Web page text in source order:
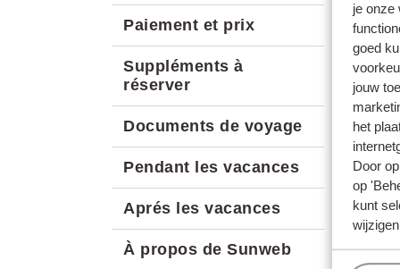
je onze
goed
jouw
het
Door
op
kunt
Paiement et prix
Suppléments à
réserver
Documents de voyage
Pendant les vacances
Aprés les vacances
À propos de Sunweb